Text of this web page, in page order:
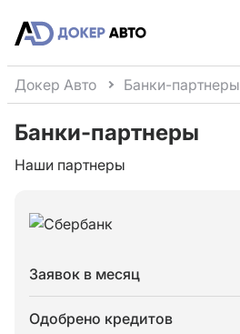
Докер Авто Банки-партнеры
Банки-партнеры
Наши партнеры
Заявок в месяц
Одобрено кредитов